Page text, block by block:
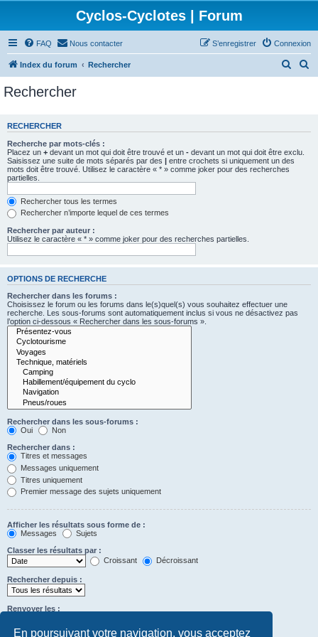
En poursuivant votre navigation, vous acceptez
Cyclos-Cyclotes | Forum
FAQ Nous contacter Connexion
S’enregistrer
Index du forum Rechercher
e
e
r
c
Rechercher
RECHERCHER
Recherche par mots-clés :
Placez un + devant un mot qui doit être trouvé et un - devant un mot qui doit être exclu.
Saisissez une suite de mots séparés par des | entre crochets si uniquement un des
mots doit être trouvé. Utilisez le caractère « * » comme joker pour des recherches
partielles.
Rechercher tous les termes
Rechercher n’importe lequel de ces termes
Rechercher par auteur :
Utilisez le caractère « * » comme joker pour des recherches partielles.
OPTIONS DE RECHERCHE
Rechercher dans les forums :
Choisissez le forum ou les forums dans le(s)quel(s) vous souhaitez effectuer une
recherche. Les sous-forums sont automatiquement inclus si vous ne désactivez pas
l’option ci-dessous « Rechercher dans les sous-forums ».
Rechercher dans les sous-forums :
Oui
Non
Rechercher dans :
Titres et messages
Messages uniquement
Titres uniquement
Premier message des sujets uniquement
Afficher les résultats sous forme de :
Messages
Sujets
Classer les résultats par :
Croissant
Décroissant
Rechercher depuis :
Renvoyer les :